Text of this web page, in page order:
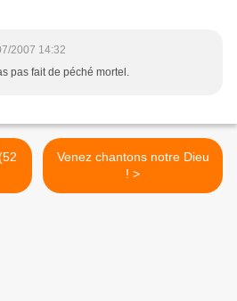
2007 14:32
pas fait de péché mortel.
Venez chantons notre Dieu
! >